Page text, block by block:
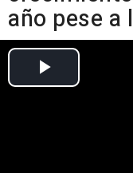
año pese a